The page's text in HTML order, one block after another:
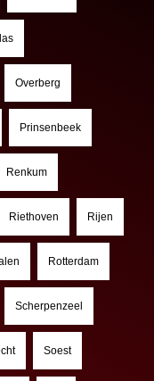
Overberg
Prinsenbeek
Renkum
Riethoven Rijen
Rotterdam
Scherpenzeel
Soest